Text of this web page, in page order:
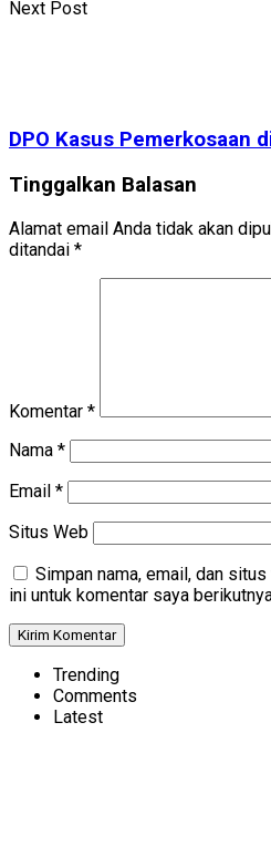
Next Post
DPO Kasus Pemerkosaan
Tinggalkan Balasan
Alamat email Anda tidak akan
ditandai *
Komentar *
Nama *
Email *
Situs Web
Simpan nama, email, dan
ini untuk komentar saya
Trending
Comments
Latest